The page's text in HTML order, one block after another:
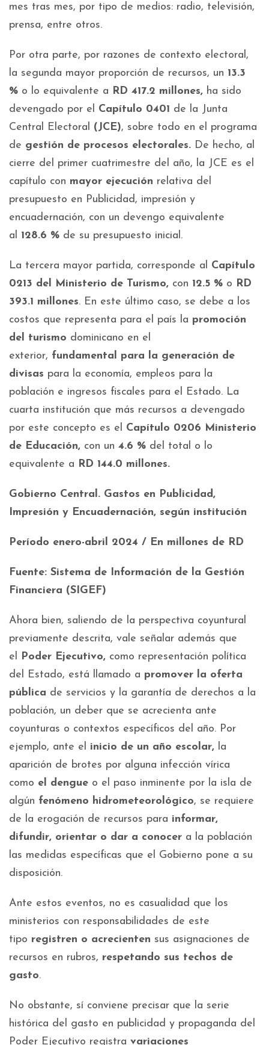
mes tras mes, por tipo de medios: radio, televisión,
prensa, entre otros.
Por otra parte, por razones de contexto electoral,
la segunda mayor proporción de recursos, un 13.3
% o lo equivalente a RD 417.2 millones, ha sido
devengado por el Capítulo 0401 de la Junta
Central Electoral (JCE), sobre todo en el programa
de gestión de procesos electorales. De hecho, al
cierre del primer cuatrimestre del año, la JCE es el
capítulo con mayor ejecución relativa del
presupuesto en Publicidad, impresión y
encuadernación, con un devengo equivalente
al 128.6 % de su presupuesto inicial.
La tercera mayor partida, corresponde al Capítulo
0213 del Ministerio de Turismo, con 12.5 % o RD
393.1 millones. En este último caso, se debe a los
costos que representa para el país la promoción
del turismo dominicano en el
exterior, fundamental para la generación de
divisas para la economía, empleos para la
población e ingresos fiscales para el Estado. La
cuarta institución que más recursos a devengado
por este concepto es el Capítulo 0206 Ministerio
de Educación, con un 4.6 % del total o lo
equivalente a RD 144.0 millones.
Gobierno Central. Gastos en Publicidad,
Impresión y Encuadernación, según institución
Período enero-abril 2024 / En millones de RD
Fuente: Sistema de Información de la Gestión
Financiera (SIGEF)
Ahora bien, saliendo de la perspectiva coyuntural
previamente descrita, vale señalar además que
el Poder Ejecutivo, como representación política
del Estado, está llamado a promover la oferta
pública de servicios y la garantía de derechos a la
población, un deber que se acrecienta ante
coyunturas o contextos específicos del año. Por
ejemplo, ante el inicio de un año escolar, la
aparición de brotes por alguna infección vírica
como el dengue o el paso inminente por la isla de
algún fenómeno hidrometeorológico, se requiere
de la erogación de recursos para informar,
difundir, orientar o dar a conocer a la población
las medidas específicas que el Gobierno pone a su
disposición.
Ante estos eventos, no es casualidad que los
ministerios con responsabilidades de este
tipo registren o acrecienten sus asignaciones de
recursos en rubros, respetando sus techos de
gasto.
No obstante, sí conviene precisar que la serie
histórica del gasto en publicidad y propaganda del
Poder Ejecutivo registra variaciones